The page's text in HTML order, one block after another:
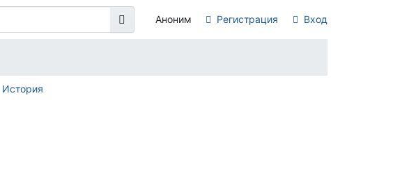
Аноним Регистрация Вход
История